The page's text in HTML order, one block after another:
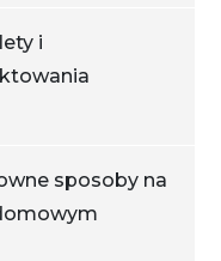
i
sposoby na